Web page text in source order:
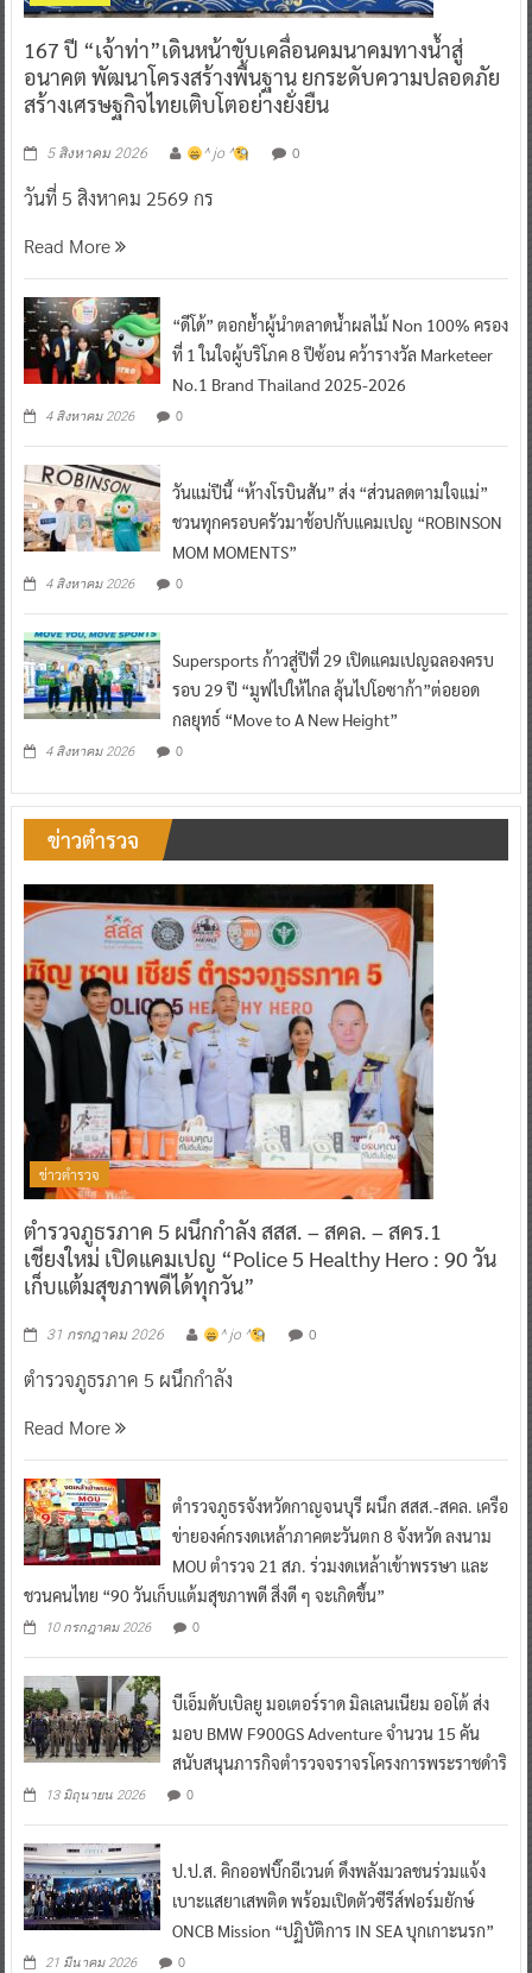
167 ปี “เจ้าท่า”เดินหน้าขับเคลื่อนคมนาคมทางน้ำสู่
อนาคต พัฒนาโครงสร้างพื้นฐาน ยกระดับความปลอดภัย
สร้างเศรษฐกิจไทยเติบโตอย่างยั่งยืน
5 สิงหาคม 2026 ^ jo ^ 0
วันที่ 5 สิงหาคม 2569 กร
Read More
“ดีโด้” ตอกย้ำผู้นำตลาดน้ำผลไม้ Non 100% ครอง
ที่ 1 ในใจผู้บริโภค 8 ปีซ้อน คว้ารางวัล Marketeer
No.1 Brand Thailand 2025-2026
4 สิงหาคม 2026 0
วันแม่ปีนี้ “ห้างโรบินสัน” ส่ง “ส่วนลดตามใจแม่”
ชวนทุกครอบครัวมาช้อปกับแคมเปญ “ROBINSON
MOM MOMENTS”
4 สิงหาคม 2026 0
Supersports ก้าวสู่ปีที่ 29 เปิดแคมเปญฉลองครบ
รอบ 29 ปี “มูฟไปให้ไกล ลุ้นไปโอซาก้า”ต่อยอด
กลยุทธ์ “Move to A New Height”
4 สิงหาคม 2026 0
ข่าวตำรวจ
ข่าวตำรวจ
ตำรวจภูธรภาค 5 ผนึกกำลัง สสส. – สคล. – สคร.1
เชียงใหม่ เปิดแคมเปญ “Police 5 Healthy Hero : 90 วัน
เก็บแต้มสุขภาพดีได้ทุกวัน”
31 กรกฎาคม 2026 ^ jo ^ 0
ตำรวจภูธรภาค 5 ผนึกกำลัง
Read More
ตำรวจภูธรจังหวัดกาญจนบุรี ผนึก สสส.-สคล. เครือ
ข่ายองค์กรงดเหล้าภาคตะวันตก 8 จังหวัด ลงนาม
MOU ตำรวจ 21 สภ. ร่วมงดเหล้าเข้าพรรษา และ
ชวนคนไทย “90 วันเก็บแต้มสุขภาพดี สิ่งดี ๆ จะเกิดขึ้น”
10 กรกฎาคม 2026 0
บีเอ็มดับเบิลยู มอเตอร์ราด มิลเลนเนียม ออโต้ ส่ง
มอบ BMW F900GS Adventure จำนวน 15 คัน
สนับสนุนภารกิจตำรวจจราจรโครงการพระราชดำริ
13 มิถุนายน 2026 0
ป.ป.ส. คิกออฟบิ๊กอีเวนต์ ดึงพลังมวลชนร่วมแจ้ง
เบาะแสยาเสพติด พร้อมเปิดตัวซีรีส์ฟอร์มยักษ์
ONCB Mission “ปฏิบัติการ IN SEA บุกเกาะนรก”
21 มีนาคม 2026 0